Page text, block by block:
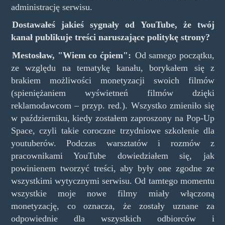
administrację serwisu.
Dostawałeś jakieś sygnały od YouTube, że twój
kanał publikuje treści naruszające politykę strony?
Mestosław, "Wiem co ćpiem": Od samego początku,
ze względu na tematykę kanału, borykałem się z
brakiem możliwości monetyzacji swoich filmów
(spieniężaniem wyświetneń filmów dzięki
reklamodawcom – przyp. red.). Wszystko zmieniło się
w październiku, kiedy zostałem zaproszony na Pop-Up
Space, czyli takie coroczne trzydniowe szkolenie dla
youtuberów. Podczas warsztatów i rozmów z
pracownikami YouTube dowiedziałem się, jak
powinienem tworzyć treści, aby były one zgodne ze
wszystkimi wytycznymi serwisu. Od tamtego momentu
wszystkie moje nowe filmy miały włączoną
monetyzację, co oznacza, że zostały uznane za
odpowiednie dla wszystkich odbiorców i